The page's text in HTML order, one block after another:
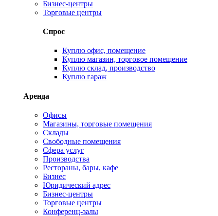
Бизнес-центры
Торговые центры
Спрос
Куплю офис, помещение
Куплю магазин, торговое помещение
Куплю склад, производство
Куплю гараж
Аренда
Офисы
Магазины, торговые помещения
Склады
Свободные помещения
Сфера услуг
Производства
Рестораны, бары, кафе
Бизнес
Юридический адрес
Бизнес-центры
Торговые центры
Конференц-залы